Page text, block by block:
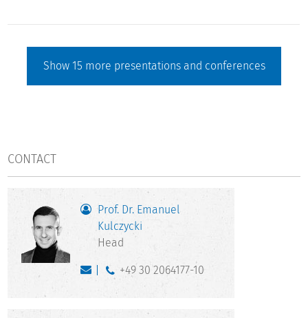
Show 15 more presentations and conferences
CONTACT
Prof. Dr. Emanuel
Kulczycki
Head
+49 30 2064177-10